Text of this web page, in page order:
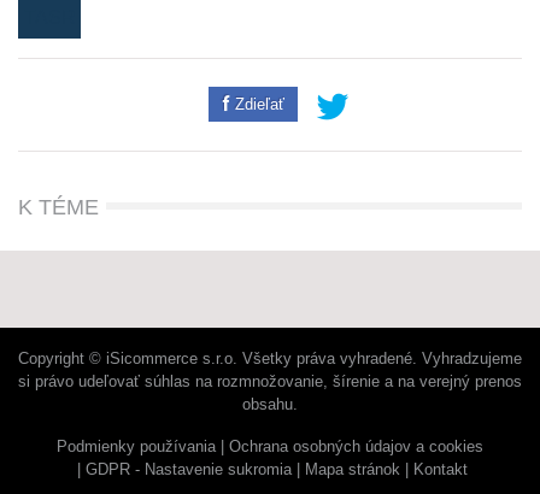
Zdieľať
K TÉME
Copyright © iSicommerce s.r.o. Všetky práva vyhradené. Vyhradzujeme
si právo udeľovať súhlas na rozmnožovanie, šírenie a na verejný prenos
obsahu.
Podmienky používania
Ochrana osobných údajov a cookies
GDPR - Nastavenie sukromia
Mapa stránok Kontakt